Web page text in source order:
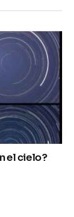
el cielo?